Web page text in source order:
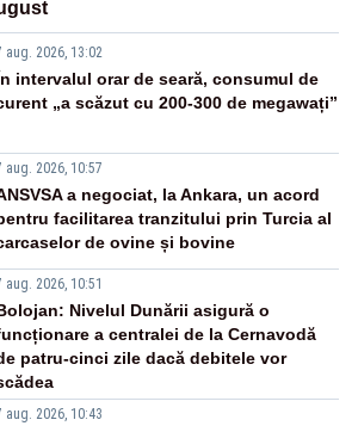
aug. 2026, 13:02
intervalul orar de seară, consumul de
„a scăzut cu 200-300 de megawați”
aug. 2026, 10:57
a negociat, la Ankara, un acord
facilitarea tranzitului prin Turcia al
de ovine și bovine
aug. 2026, 10:51
Nivelul Dunării asigură o
a centralei de la Cernavodă
patru-cinci zile dacă debitele vor
aug. 2026, 10:43